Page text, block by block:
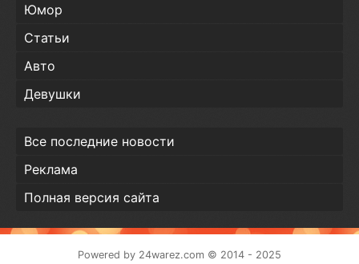
Юмор
Статьи
Авто
Девушки
Все последние новости
Реклама
Полная версия сайта
Powered by 24warez.com © 2014 - 2025